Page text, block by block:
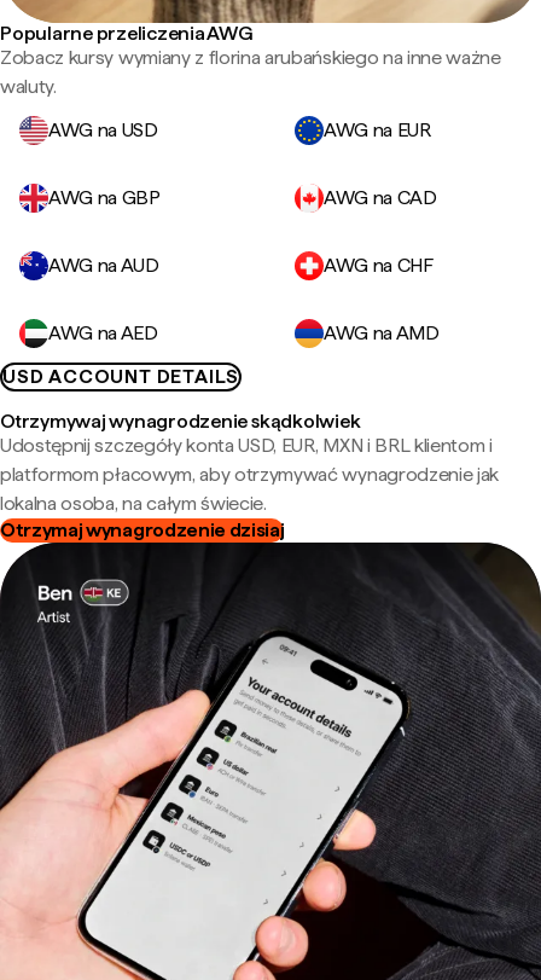
Popularne przeliczenia AWG
Zobacz kursy wymiany z florina arubańskiego na inne ważne
waluty.
AWG na USD
AWG na EUR
AWG na GBP AWG na CAD
AWG na AUD AWG na CHF
AWG na AED
AWG na AMD
USD ACCOUNT DETAILS
Otrzymywaj wynagrodzenie skądkolwiek
Udostępnij szczegóły konta USD, EUR, MXN i BRL klientom i
platformom płacowym, aby otrzymywać wynagrodzenie jak
lokalna osoba, na całym świecie.
Otrzymaj wynagrodzenie dzisiaj